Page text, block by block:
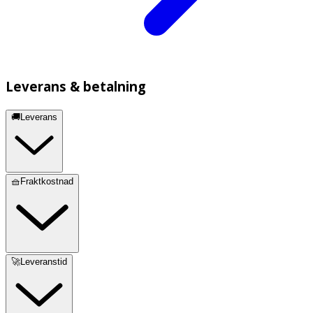
Leverans & betalning
🚚Leverans
🧺Fraktkostnad
🚀Leveranstid